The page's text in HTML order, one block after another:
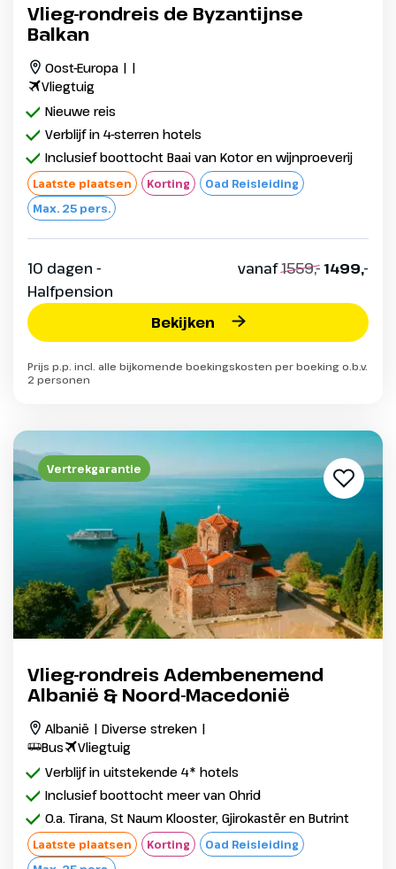
Vlieg-rondreis de Byzantijnse
Balkan
Oost-Europa | |
Vliegtuig
Nieuwe reis
Verblijf in 4-sterren hotels
Inclusief boottocht Baai van Kotor en wijnproeverij
Laatste plaatsen Korting
Oad Reisleiding
Max. 25 pers.
10 dagen -
Halfpension
vanaf1559,- 1499,-
Bekijken
Prijs p.p. incl. alle bijkomende boekingskosten per boeking o.b.v.
2 personen
Vertrekgarantie
Vlieg-rondreis Adembenemend
Albanië & Noord-Macedonië
Albanië | Diverse streken |
Bus
Vliegtuig
Verblijf in uitstekende 4* hotels
Inclusief boottocht meer van Ohrid
O.a. Tirana, St Naum Klooster, Gjirokastër en Butrint
Laatste plaatsen Korting
Oad Reisleiding